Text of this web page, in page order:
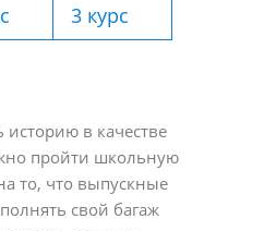
3 курс
историю в качестве
пройти школьную
то, что выпускные
свой багаж